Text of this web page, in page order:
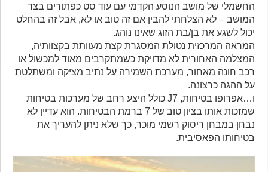
החשמלי של מושב הנוסע הקדמי עם עוד סט כפתורים בצד
המושב – לא הצלחתי להבין אם זה טוב או לא, אבל זה בהחלט
יכול לשגע את בן/בת הזוג שאינו נוהג.
המראה המרכזית נטולת המסגרת קצת מעוותת בקצוותיה,
המצלמה האחורית לא מדויקת כשמתקרבים מאוד למכשול או
רכב חונה מאחור, מערכת השמירה על נתיב מציקה ומשתלטת
על ההגה כרצונה.
ו…אפרופו בטיחות, J7 כולל היצע רחב של מערכות בטיחות
שמזכות אותו בציון טוב של 7 ברמת הבטיחות. הוא עדיין לא
נבחן במבחן ריסוק רשמי מוכר, כך שלא ניתן להעריך את
בטיחותו הפאסיבית.